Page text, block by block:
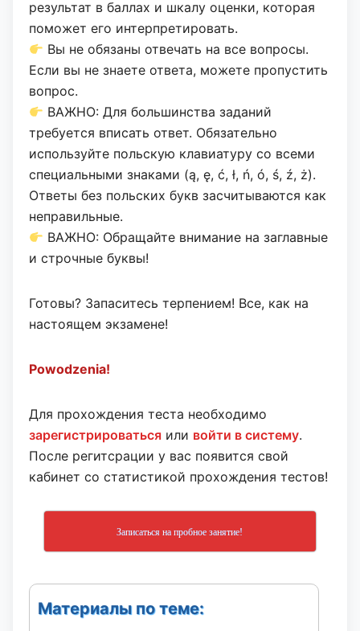
результат в баллах и шкалу оценки, которая
поможет его интерпретировать.
Вы не обязаны отвечать на все вопросы.
Если вы не знаете ответа, можете пропустить
вопрос.
ВАЖНО: Для большинства заданий
требуется вписать ответ. Обязательно
используйте польскую клавиатуру со всеми
специальными знаками (ą, ę, ć, ł, ń, ó, ś, ź, ż).
Ответы без польских букв засчитываются как
неправильные.
ВАЖНО: Обращайте внимание на заглавные
и строчные буквы!
Готовы? Запаситесь терпением! Все, как на
настоящем экзамене!
Powodzenia!
Для прохождения теста необходимо
зарегистрироваться или войти в систему.
После регитсрации у вас появится свой
кабинет со статистикой прохождения тестов!
Записаться на пробное занятие!
Материалы по теме: